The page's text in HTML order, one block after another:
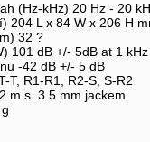
(Hz-kHz) 20 Hz - 20
204 L x 84 W x 206 H
32 ?
101 dB +/- 5dB at 1 kHz
-42 dB +/- 5 dB
T, R1-R1, R2-S, S-R2
m s 3.5 mm jackem